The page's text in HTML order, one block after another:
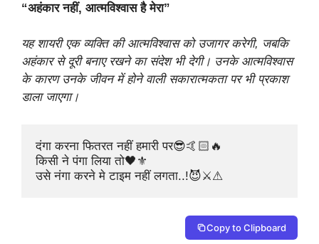
“अहंकार नहीं, आत्मविश्वास है मेरा”
यह शायरी एक व्यक्ति की आत्मविश्वास को उजागर करेगी, जबकि
अहंकार से दूरी बनाए रखने का संदेश भी देगी। उनके आत्मविश्वास
के कारण उनके जीवन में होने वाली सकारात्मकता पर भी प्रकाश
डाला जाएगा।
दंगा करना फितरत नहीं हमारी पर😎🤙🏻🔥
किसी ने पंगा लिया तो🖤⚜️
उसे नंगा करने मे टाइम नहीं लगता..!😈⚔️⚠
Copy to Clipboard